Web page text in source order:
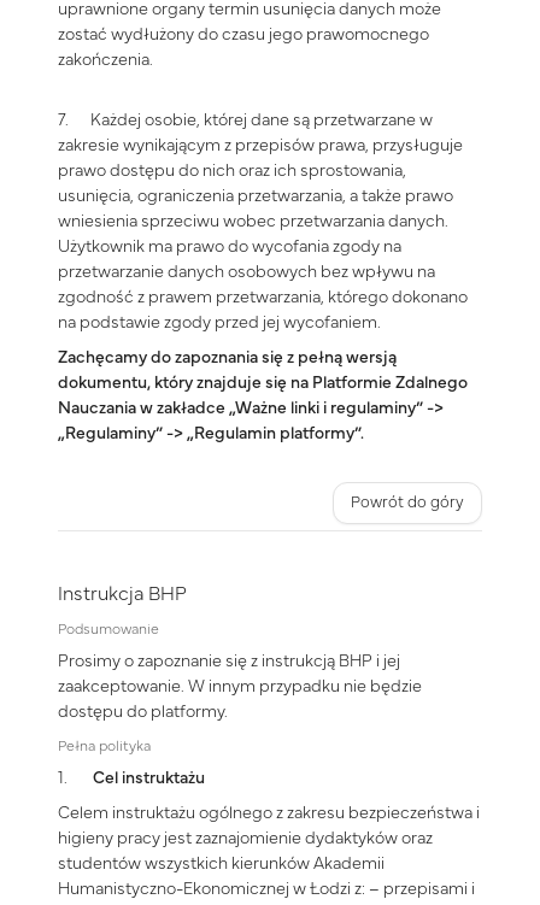
uprawnione organy termin usunięcia danych może
zostać wydłużony do czasu jego prawomocnego
zakończenia.
7. Każdej osobie, której dane są przetwarzane w
zakresie wynikającym z przepisów prawa, przysługuje
prawo dostępu do nich oraz ich sprostowania,
usunięcia, ograniczenia przetwarzania, a także prawo
wniesienia sprzeciwu wobec przetwarzania danych.
Użytkownik ma prawo do wycofania zgody na
przetwarzanie danych osobowych bez wpływu na
zgodność z prawem przetwarzania, którego dokonano
na podstawie zgody przed jej wycofaniem.
Zachęcamy do zapoznania się z pełną wersją
dokumentu, który znajduje się na Platformie Zdalnego
Nauczania w zakładce „Ważne linki i regulaminy” ->
„Regulaminy” -> „Regulamin platformy”.
Powrót do góry
Instrukcja BHP
Podsumowanie
Prosimy o zapoznanie się z instrukcją BHP i jej
zaakceptowanie. W innym przypadku nie będzie
dostępu do platformy.
Pełna polityka
1. Cel instruktażu
Celem instruktażu ogólnego z zakresu bezpieczeństwa i
higieny pracy jest zaznajomienie dydaktyków oraz
studentów wszystkich kierunków Akademii
Humanistyczno-Ekonomicznej w Łodzi z: – przepisami i